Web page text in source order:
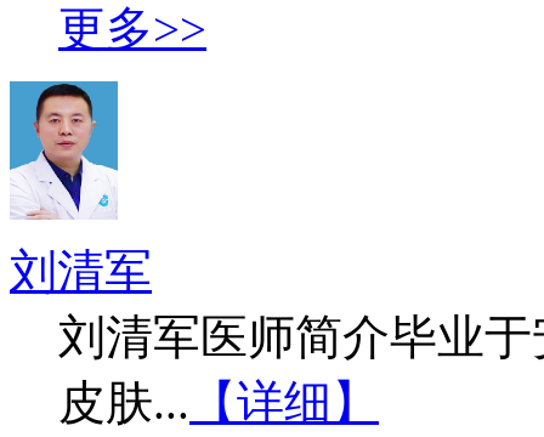
更多>>
刘清军
刘清军医师简介毕业
皮肤... 【详细】